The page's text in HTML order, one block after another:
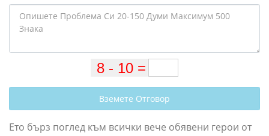
Вземете Отговор
Ето бърз поглед към всички вече обявени герои от